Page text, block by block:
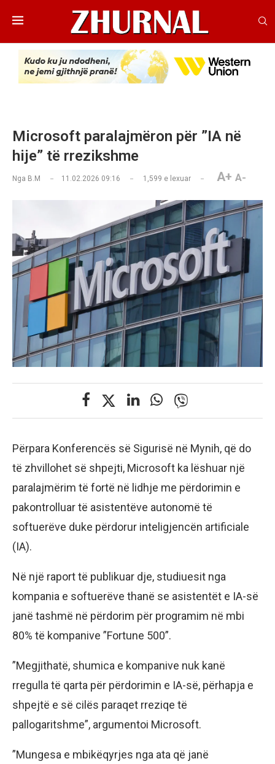
Microsoft paralajmëron për ”IA në
hije” të rrezikshme
Nga B.M 11.02.2026 09:16 1,599 e lexuar A+ A-
Përpara Konferencës së Sigurisë në Mynih, që do
të zhvillohet së shpejti, Microsoft ka lëshuar një
paralajmërim të fortë në lidhje me përdorimin e
pakontrolluar të asistentëve autonomë të
softuerëve duke përdorur inteligjencën artificiale
(IA).
Në një raport të publikuar dje, studiuesit nga
kompania e softuerëve thanë se asistentët e IA-së
janë tashmë në përdorim për programim në mbi
80% të kompanive ”Fortune 500”.
”Megjithatë, shumica e kompanive nuk kanë
rregulla të qarta për përdorimin e IA-së, përhapja e
shpejtë e së cilës paraqet rreziqe të
pallogaritshme”, argumentoi Microsoft.
”Mungesa e mbikëqyrjes nga ata që janë